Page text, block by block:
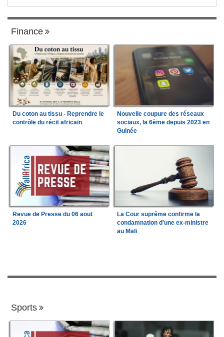
Finance
Du coton au tissu - Reprendre le
contrôle du récit africain
Nouvelle coupure des réseaux
sociaux, la 6ème depuis 2023 en
Guinée
Revue de Presse du 06 aout
2026
La Cour suprême confirme la
condamnation d'une ex-ministre
au Mali
Sports